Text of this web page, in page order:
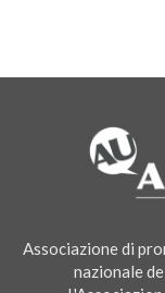
Associazione di
nazionale